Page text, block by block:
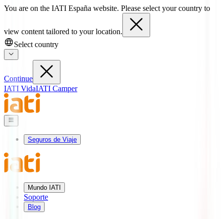
You are on the IATI España website. Please select your country to
view content tailored to your location.
Select country
Continue
IATI VidaIATI Camper
Seguros de Viaje
Mundo IATI
Soporte
Blog